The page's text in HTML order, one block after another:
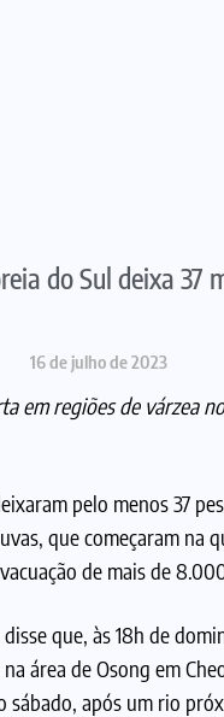
do Sul deixa 37
16 de julho de 2023
em regiões de várzea
pelo menos 37
que começaram
de mais de
que, às 18h de
área de Osong em
após um rio